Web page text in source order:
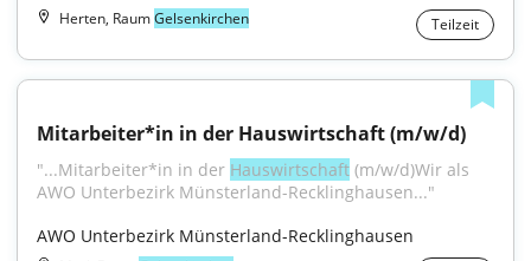
Herten, RaumGelsenkirchen Teilzeit
Mitarbeiter*in in der Hauswirtschaft (m/w/d)
"...Mitarbeiter*in in der Hauswirtschaft (m/w/d)Wir als
AWO Unterbezirk Münsterland-Recklinghausen..."
AWO Unterbezirk Münsterland-Recklinghausen